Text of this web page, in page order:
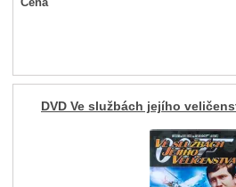
Cena
DVD Ve službách jejího